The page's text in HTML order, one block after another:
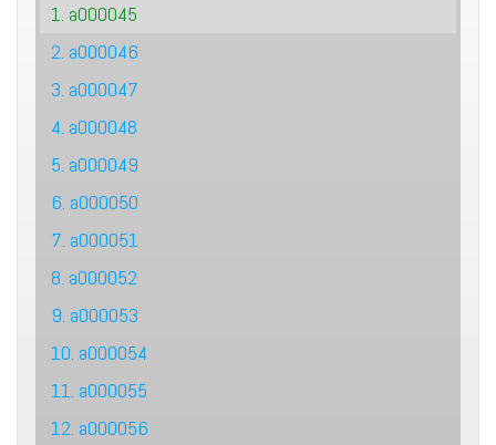
1. a000045
2. a000046
3. a000047
4. a000048
5. a000049
6. a000050
7. a000051
8. a000052
9. a000053
10. a000054
11. a000055
12. a000056